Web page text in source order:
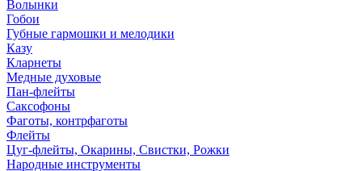
Волынки
Гобои
Губные гармошки и мелодики
Казу
Кларнеты
Медные духовые
Пан-флейты
Саксофоны
Фаготы, контрфаготы
Флейты
Цуг-флейты, Окарины, Свистки, Рожки
Народные инструменты